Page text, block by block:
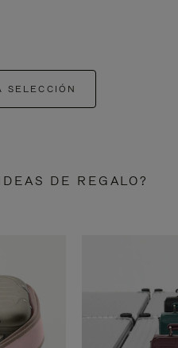
SELECCIÓN
DE REGALO?